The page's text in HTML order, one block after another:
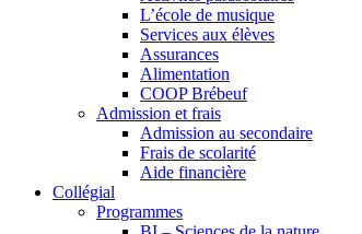
L’école de musique
Services aux élèves
Assurances
Alimentation
COOP Brébeuf
Admission et frais
Admission au secondaire
Frais de scolarité
Aide financière
Collégial
Programmes